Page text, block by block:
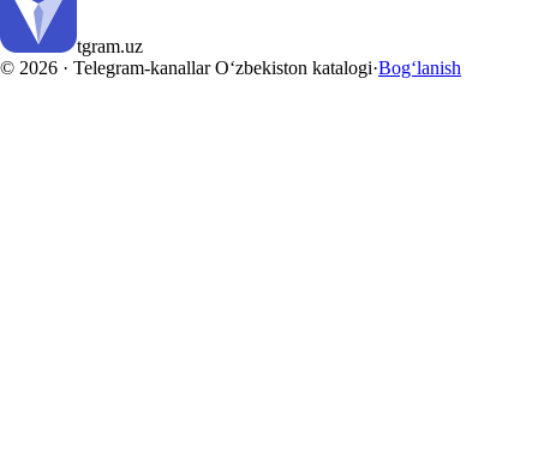
tgram.uz
© 2026 · Telegram-kanallar O‘zbekiston katalogi·Bog‘lanish